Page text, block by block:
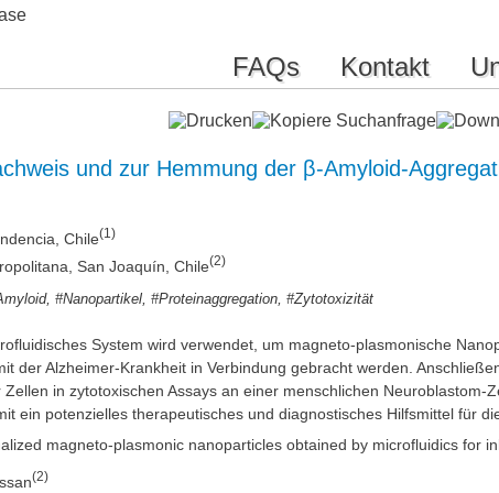
FAQs Kontakt
und zur Hemmung der β-Amyloid-
Chile(1)
San Joaquín, Chile(2)
,#Nanopartikel ,#Proteinaggregation ,#Zytotoxizität
System wird verwendet, um magneto-plasmonische
der Alzheimer-Krankheit in Verbindung gebracht werden.
in zytotoxischen Assays an einer menschlichen
ein potenzielles therapeutisches und diagnostisches Hilfsmittel für
magneto-plasmonic nanoparticles obtained by microfluidics for
(2)